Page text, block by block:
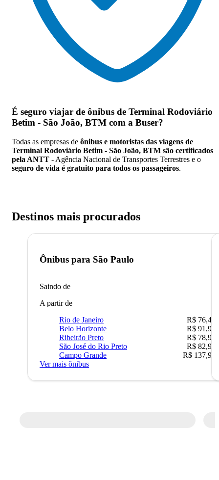
É seguro viajar de ônibus de Terminal Rodoviário
Betim - São João, BTM com a Buser?
Todas as empresas de ônibus e motoristas das viagens de
Terminal Rodoviário Betim - São João, BTM são certificados
pela ANTT - Agência Nacional de Transportes Terrestres e o
seguro de vida é gratuito para todos os passageiros.
Destinos mais procurados
Ônibus para São Paulo
Saindo de
A partir de
Rio de Janeiro
R$ 76,42
Belo Horizonte
R$ 91,90
Ribeirão Preto
R$ 78,90
São José do Rio Preto
R$ 82,90
Campo Grande
R$ 137,90
Ver mais ônibus